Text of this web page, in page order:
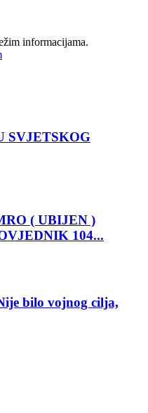
informacijama.
SVJETSKOG
( UBIJEN )
104...
bilo vojnog cilja,